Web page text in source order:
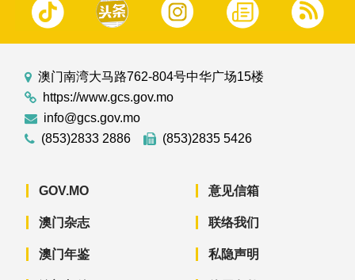
澳门南湾大马路762-804号中华广场15楼
https://www.gcs.gov.mo
info@gcs.gov.mo
(853)2833 2886
(853)2835 5426
GOV.MO
澳门杂志
澳门年鉴
意见信箱
联络我们
私隐声明